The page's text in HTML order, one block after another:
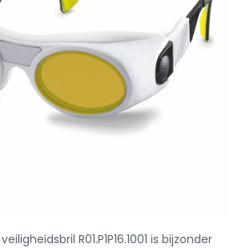
R01.P1P16.1001 is bijzonder